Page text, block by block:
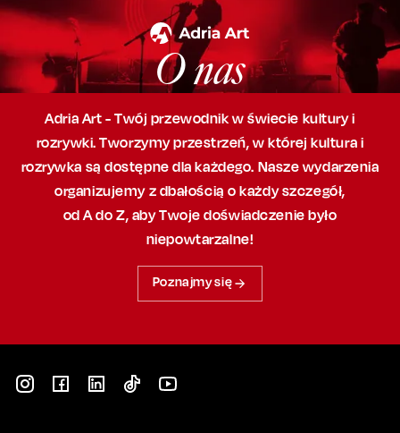
O nas
Adria Art - Twój przewodnik w świecie kultury i
rozrywki. Tworzymy przestrzeń,w której kultura i
rozrywka są dostępne dla każdego. Nasze wydarzenia
organizujemy z dbałością o każdy szczegół,
od A do Z, abyTwoje doświadczenie było
niepowtarzalne!
Poznajmy się